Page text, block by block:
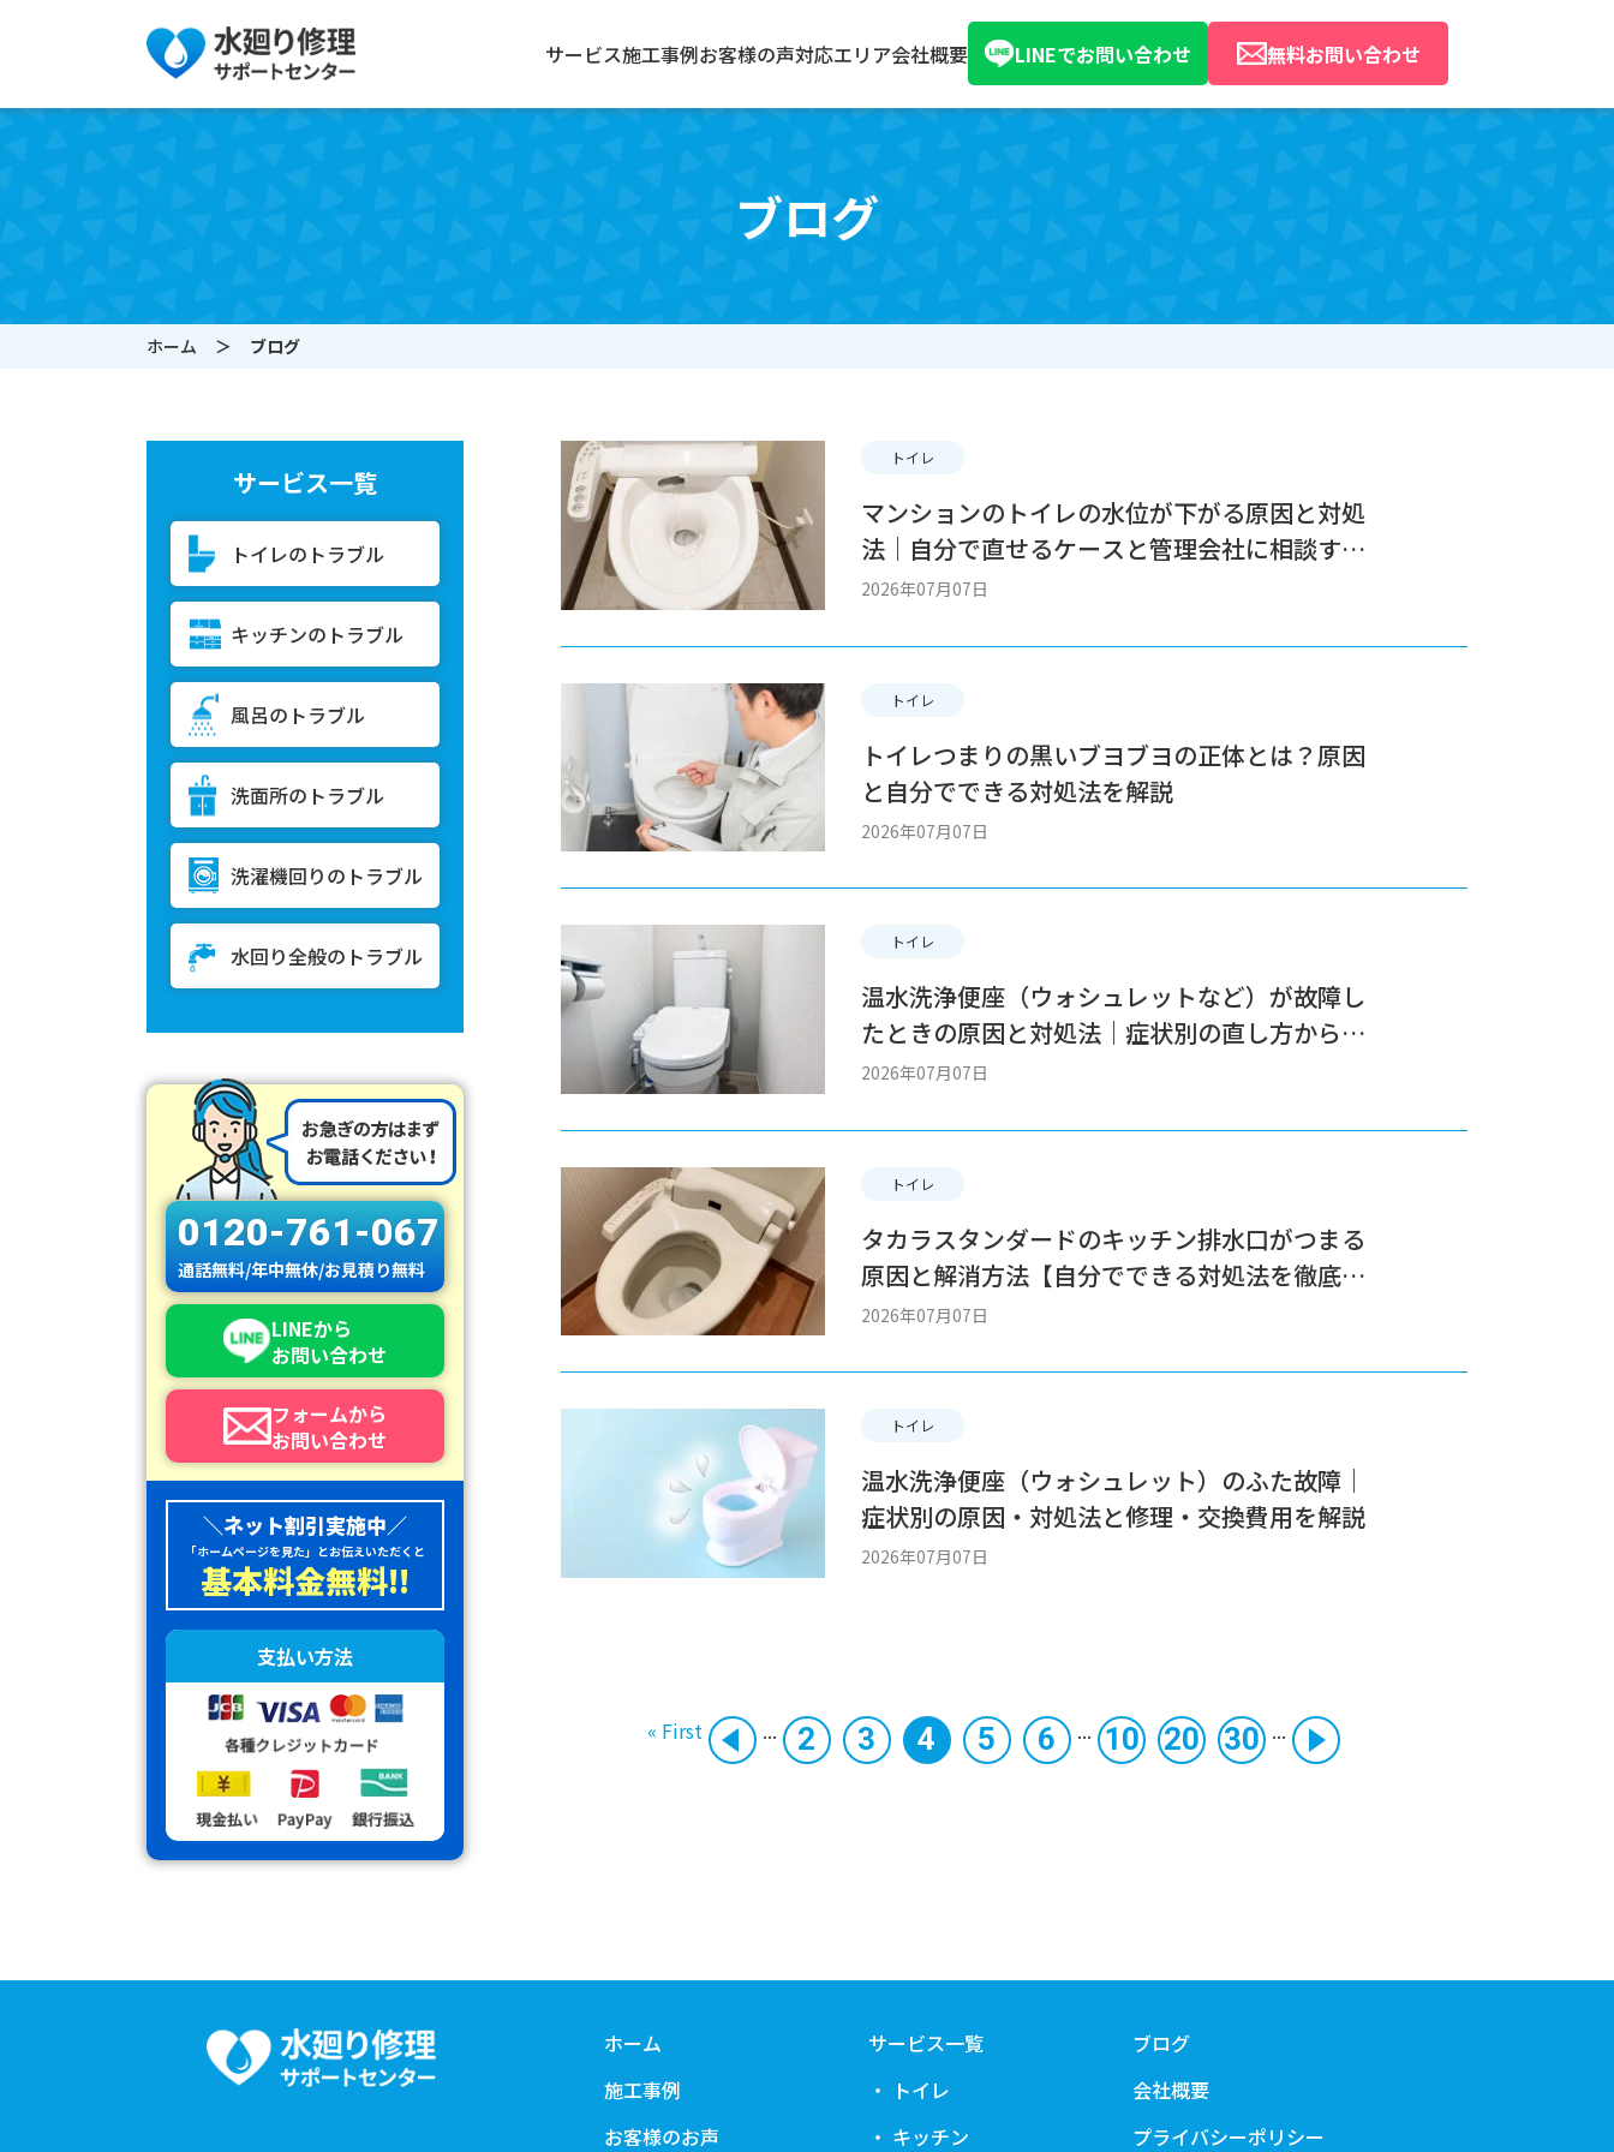
サービス施工事例お客様の声対応エリア会社概要 LINEでお問い合わせ 無料お問い合わせ
ブログ
ホーム ブログ
サービス一覧
トイレのトラブル
キッチンのトラブル
風呂のトラブル
洗面所のトラブル
洗濯機回りのトラブル
水回り全般のトラブル
0120-761-067
通話無料/年中無休/お見積り無料
LINEから
お問い合わせ
フォームから
お問い合わせ
＼ネット割引実施中／
「ホームページを見た」とお伝えいただくと
基本料金無料!!
支払い方法
トイレ
マンションのトイレの水位が下がる原因と対処
法｜自分で直せるケースと管理会社に相談すべ
きケース
2026年07月07日
トイレ
トイレつまりの黒いブヨブヨの正体とは？原因
と自分でできる対処法を解説
2026年07月07日
トイレ
温水洗浄便座（ウォシュレットなど）が故障し
たときの原因と対処法｜症状別の直し方から修
理費用まで解説
2026年07月07日
トイレ
タカラスタンダードのキッチン排水口がつまる
原因と解消方法【自分でできる対処法を徹底解
説】
2026年07月07日
トイレ
温水洗浄便座（ウォシュレット）のふた故障｜
症状別の原因・対処法と修理・交換費用を解説
2026年07月07日
« First ... 2 3 4 5 6 ... 10 20 30 ...
ホーム
施工事例
お客様のお声
サービス一覧
トイレ
キッチン
ブログ
会社概要
プライバシーポリシー